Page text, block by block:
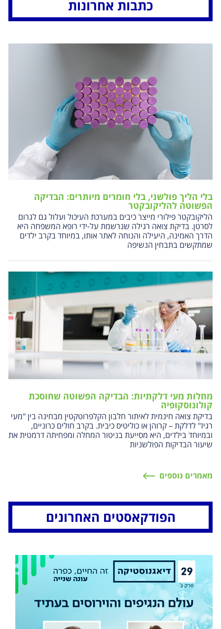
כתבות אחרונות
בלי הליך פולשני, בלי חומרים מיותרים: הבדיקה
הפשוטה להליקובקטר
הליקובקטר פילורי מייצר כיבים במערכת העיכול ועלול גם לגרום
לסרטן. בדיקת צואה רגילה שנרשמת על-ידי רופא המשפחה היא
הדרך האמינה, היעילה והנוחה לאתר אותו, במיוחד בקרב ילדים
שמתקשים בתבחין הנשיפה
מחלות מעי דלקתיות: הבדיקה הפשוטה שחוסכת
קולונוסקופיה
בדיקת צואה חינמית לאיתור חלבון הקלפרוטקטין מבחינה בין "מעי
רגיז" לדלקת – קרוהן או כוליטיס כיבית. בקרב חולים כרוניים,
ובמיוחד בילדים, היא מסייעת בניטור המחלה ומפחיתה דרמטית את
שיעור הבדיקות הפולשניות
מאמרים נוספים
הפודקאסטים האחרונים